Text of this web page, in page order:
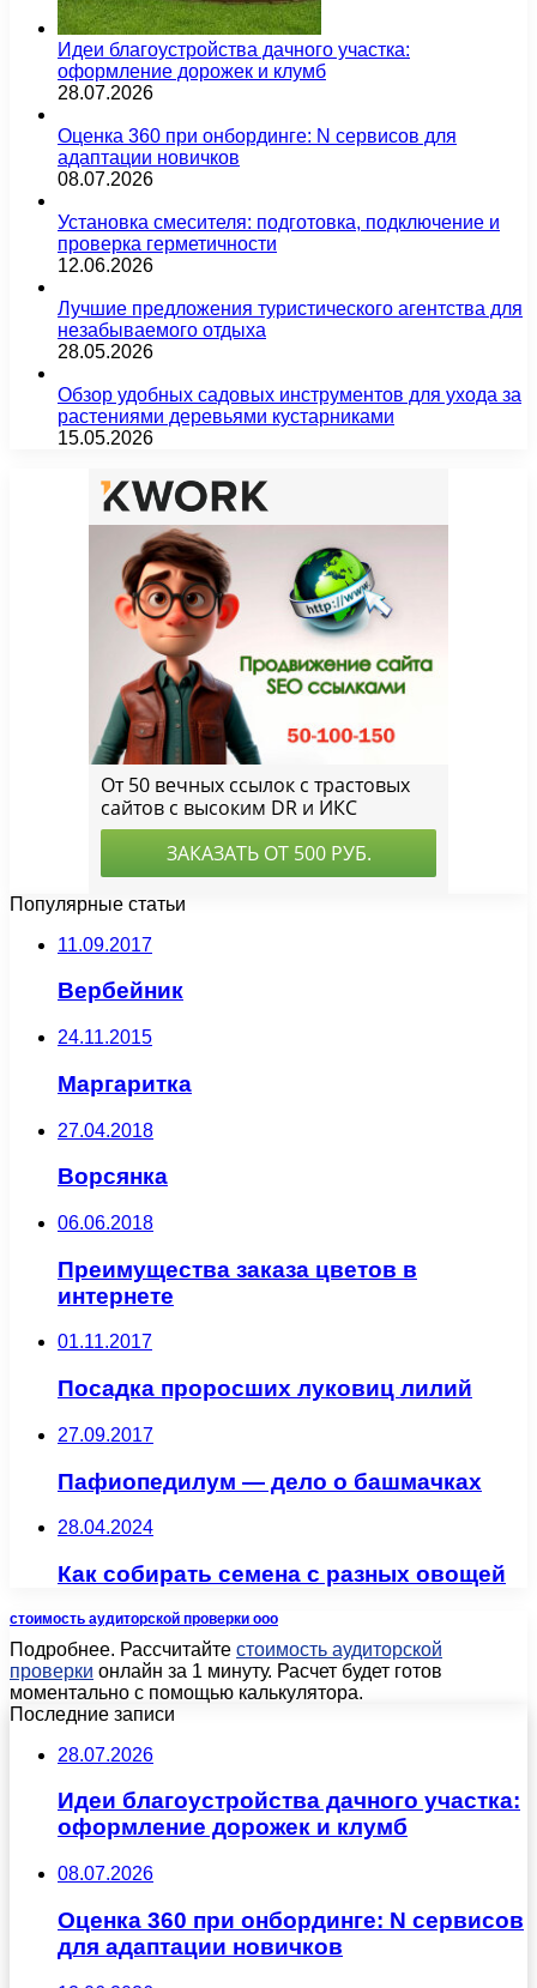
Идеи благоустройства дачного участка:
оформление дорожек и клумб
28.07.2026
Оценка 360 при онбординге: N сервисов для
адаптации новичков
08.07.2026
Установка смесителя: подготовка, подключение и
проверка герметичности
12.06.2026
Лучшие предложения туристического агентства для
незабываемого отдыха
28.05.2026
Обзор удобных садовых инструментов для ухода за
растениями деревьями кустарниками
15.05.2026
Популярные статьи
11.09.2017
Вербейник
24.11.2015
Маргаритка
27.04.2018
Ворсянка
06.06.2018
Преимущества заказа цветов в
интернете
01.11.2017
Посадка проросших луковиц лилий
27.09.2017
Пафиопедилум — дело о башмачках
28.04.2024
Как собирать семена с разных овощей
стоимость аудиторской проверки ооо
Подробнее. Рассчитайте стоимость аудиторской
проверки онлайн за 1 минуту. Расчет будет готов
моментально с помощью калькулятора.
Последние записи
28.07.2026
Идеи благоустройства дачного участка:
оформление дорожек и клумб
08.07.2026
Оценка 360 при онбординге: N сервисов
для адаптации новичков